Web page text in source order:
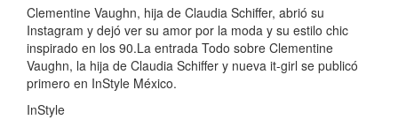
Clementine Vaughn, hija de Claudia Schiffer, abrió su
Instagram y dejó ver su amor por la moda y su estilo chic
inspirado en los 90.La entrada Todo sobre Clementine
Vaughn, la hija de Claudia Schiffer y nueva it-girl se publicó
primero en InStyle México.
InStyle